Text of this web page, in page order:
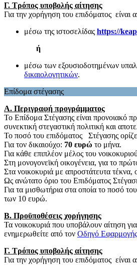
Γ. Τρόπος υποβολής αίτησης
Για την χορήγηση του επιδόματος είναι
μέσω της ιστοσελίδας https://
ή
μέσω των εξουσιοδοτημένων
δικαιολογητικών.
Επίδομα στέγασης
Α. Περιγραφή προγράμματος
Το Επίδομα Στέγασης είναι προνοιακό
συνεκτική στεγαστική πολιτική και
Το ποσό του επιδόματος Στέγασης
Για τον δικαιούχο: 70 ευρώ το μήνα.
Για κάθε επιπλέον μέλος του
Στη μονογονεϊκή οικογένεια, για το
Στα νοικοκυριά με απροστάτευτα τέκνα,
Ως ανώτατο όριο του Επιδόματος
Για τα μισθωτήρια στα οποία το ποσό
των 10 ευρώ.
Β. Προϋποθέσεις χορήγησης
Τα νοικοκυριά που υποβάλουν αίτηση
ενημερωθείτε από τον Οδηγό Εφαρμογής
Γ. Τρόπος υποβολής αίτησης
Για την χορήγηση του επιδόματος είναι